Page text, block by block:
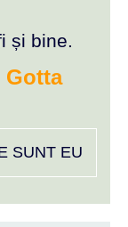
și bine.
Gotta
SUNT EU